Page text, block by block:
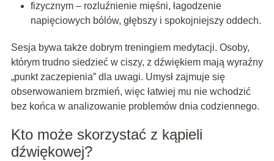
fizycznym – rozluźnienie mięśni, łagodzenie
napięciowych bólów, głębszy i spokojniejszy oddech.
Sesja bywa także dobrym treningiem medytacji. Osoby,
którym trudno siedzieć w ciszy, z dźwiękiem mają wyraźny
„punkt zaczepienia” dla uwagi. Umysł zajmuje się
obserwowaniem brzmień, więc łatwiej mu nie wchodzić
bez końca w analizowanie problemów dnia codziennego.
Kto może skorzystać z kąpieli
dźwiękowej?